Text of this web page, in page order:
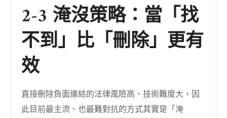
2-3 淹沒策略：當「找
不到」比「刪除」更有
效
直接刪除負面連結的法律風險高、技術難度大，因
此目前最主流、也最難對抗的方式其實是「淹